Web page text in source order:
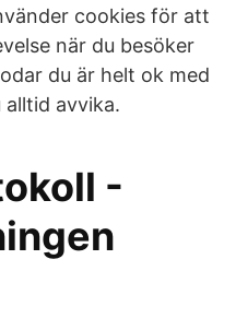
cookies för att
när du besöker
du är helt ok med
alltid avvika.
-